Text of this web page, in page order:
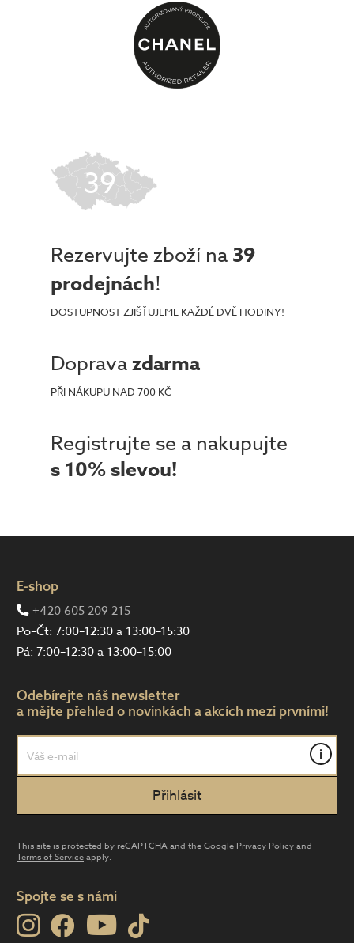
39
Rezervujte zboží na 39
prodejnách!
DOSTUPNOST ZJIŠŤUJEME KAŽDÉ DVĚ HODINY!
Dopravazdarma
PŘI NÁKUPU NAD 700 KČ
Registrujte se a nakupujte
s 10% slevou!
E-shop
+420 605 209 215
Po–Čt: 7:00–12:30 a 13:00–15:30
Pá: 7:00–12:30 a 13:00–15:00
Odebírejte náš newsletter
a mějte přehled o novinkách a akcích mezi prvními!
i
This site is protected by reCAPTCHA and the Google Privacy Policyand
Terms of Serviceapply.
Spojte se s námi